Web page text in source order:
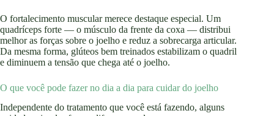
O fortalecimento muscular merece destaque especial. Um
quadríceps forte — o músculo da frente da coxa — distribui
melhor as forças sobre o joelho e reduz a sobrecarga articular.
Da mesma forma, glúteos bem treinados estabilizam o quadril
e diminuem a tensão que chega até o joelho.
O que você pode fazer no dia a dia para cuidar do joelho
Independente do tratamento que você está fazendo, alguns